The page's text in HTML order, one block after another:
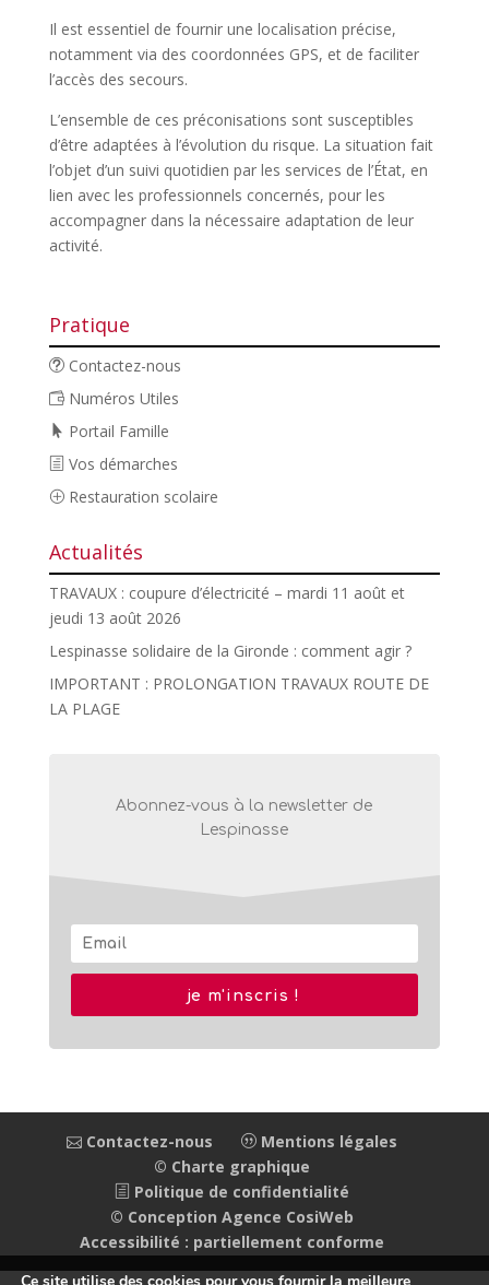
Il est essentiel de fournir une localisation précise,
notamment via des coordonnées GPS, et de faciliter
l’accès des secours.
L’ensemble de ces préconisations sont susceptibles
d’être adaptées à l’évolution du risque. La situation fait
l’objet d’un suivi quotidien par les services de l’État, en
lien avec les professionnels concernés, pour les
accompagner dans la nécessaire adaptation de leur
activité.
Pratique
Contactez-nous
Numéros Utiles
Portail Famille
Vos démarches
Restauration scolaire
Actualités
TRAVAUX : coupure d’électricité – mardi 11 août et
jeudi 13 août 2026
Lespinasse solidaire de la Gironde : comment agir ?
IMPORTANT : PROLONGATION TRAVAUX ROUTE DE
LA PLAGE
Abonnez-vous à la newsletter de
Lespinasse
je m'inscris !
Contactez-nous
Mentions légales
© Charte graphique
Politique de confidentialité
© Conception Agence CosiWeb
Accessibilité : partiellement conforme